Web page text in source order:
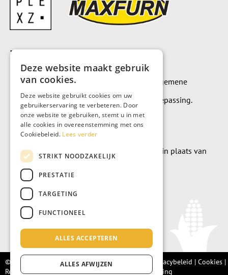
Voorwaarden
Op alle leveringen en diensten zijn onze algemene
leverings- en betalingsvoorwaarden van toepassing.
Algemene voorwaarden
Wilt u geld doneren? Dat kan uiteraard ook in plaats van
meubels te kopen.
Doneer
© Living Fair 2022 – Algemene voorwaarden Privacybeleid | Cookies |
Retourbeleid |Integriteitsprotocol|Klachtenregeling
Deze website maakt gebruik
van cookies.
Deze website gebruikt cookies om uw
gebruikerservaring te verbeteren. Door
onze website te gebruiken, stemt u in met
alle cookies in overeenstemming met ons
Cookiebeleid. Lees verder
STRIKT NOODZAKELIJK
PRESTATIE
TARGETING
FUNCTIONEEL
ALLES ACCEPTEREN
ALLES AFWIJZEN